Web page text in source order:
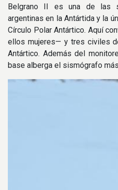
Belgrano II es una de las
argentinas en la Antártida y la
Círculo Polar Antártico. Aquí
ellos mujeres— y tres civiles
Antártico. Además del
base alberga el sismógrafo